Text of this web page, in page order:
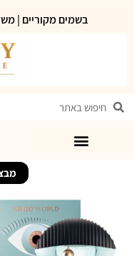
בשמים מקוריים |